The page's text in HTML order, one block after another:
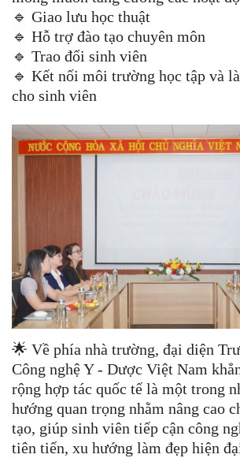
🔹 Giao lưu học thuật
🔹 Hỗ trợ đào tạo chuyên môn
🔹 Trao đổi sinh viên
🔹 Kết nối môi trường học tập và
cho sinh viên
🌟 Về phía nhà trường, đại diện
Công nghệ Y - Dược Việt Nam
rộng hợp tác quốc tế là một trong
hướng quan trọng nhằm nâng cao
tạo, giúp sinh viên tiếp cận công
tiên tiến, xu hướng làm đẹp hiện